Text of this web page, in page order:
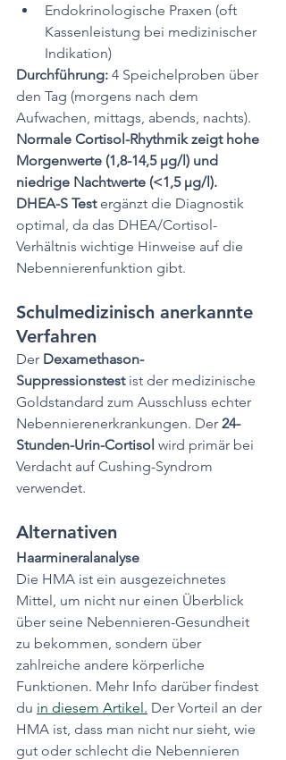
Endokrinologische Praxen (oft
Kassenleistung bei medizinischer
Indikation)
Durchführung: 4 Speichelproben über
den Tag (morgens nach dem
Aufwachen, mittags, abends, nachts).
Normale Cortisol-Rhythmik zeigt hohe
Morgenwerte (1,8-14,5 μg/l) und
niedrige Nachtwerte (<1,5 μg/l).
DHEA-S Test ergänzt die Diagnostik
optimal, da das DHEA/Cortisol-
Verhältnis wichtige Hinweise auf die
Nebennierenfunktion gibt.
Schulmedizinisch anerkannte
Verfahren
Der Dexamethason-
Suppressionstest ist der medizinische
Goldstandard zum Ausschluss echter
Nebennierenerkrankungen. Der 24-
Stunden-Urin-Cortisol wird primär bei
Verdacht auf Cushing-Syndrom
verwendet.
Alternativen
Haarmineralanalyse
Die HMA ist ein ausgezeichnetes
Mittel, um nicht nur einen Überblick
über seine Nebennieren-Gesundheit
zu bekommen, sondern über
zahlreiche andere körperliche
Funktionen. Mehr Info darüber findest
du in diesem Artikel. Der Vorteil an der
HMA ist, dass man nicht nur sieht, wie
gut oder schlecht die Nebennieren